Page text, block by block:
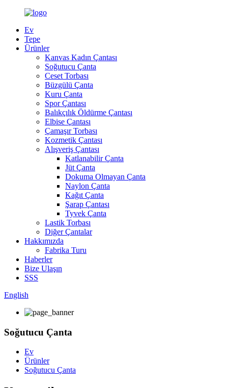
Ev
Tepe
Ürünler
Kanvas Kadın Çantası
Soğutucu Çanta
Ceset Torbası
Büzgülü Çanta
Kuru Çanta
Spor Çantası
Balıkçılık Öldürme Çantası
Elbise Çantası
Çamaşır Torbası
Kozmetik Çantası
Alışveriş Çantası
Katlanabilir Çanta
Jüt Çanta
Dokuma Olmayan Çanta
Naylon Çanta
Kağıt Çanta
Şarap Çantası
Tyvek Çanta
Lastik Torbası
Diğer Çantalar
Hakkımızda
Fabrika Turu
Haberler
Bize Ulaşın
SSS
English
Soğutucu Çanta
Ev
Ürünler
Soğutucu Çanta